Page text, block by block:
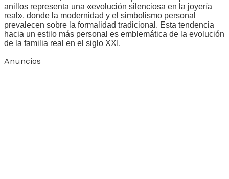
anillos representa una «evolución silenciosa en la joyería
real», donde la modernidad y el simbolismo personal
prevalecen sobre la formalidad tradicional. Esta tendencia
hacia un estilo más personal es emblemática de la evolución
de la familia real en el siglo XXI.
Anuncios